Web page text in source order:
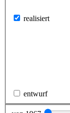
realisiert
entwurf